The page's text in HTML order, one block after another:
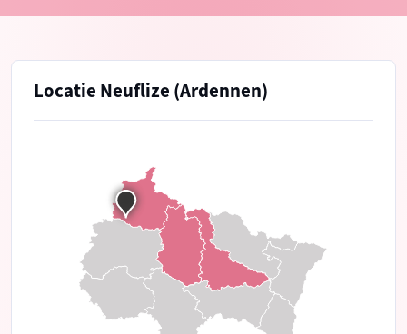
Locatie Neuflize (Ardennen)